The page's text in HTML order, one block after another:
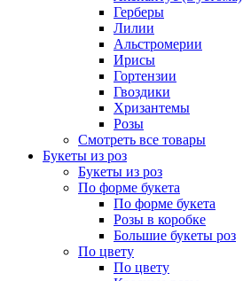
Герберы
Лилии
Альстромерии
Ирисы
Гортензии
Гвоздики
Хризантемы
Розы
Смотреть все товары
Букеты из роз
Букеты из роз
По форме букета
По форме букета
Розы в коробке
Большие букеты роз
По цвету
По цвету